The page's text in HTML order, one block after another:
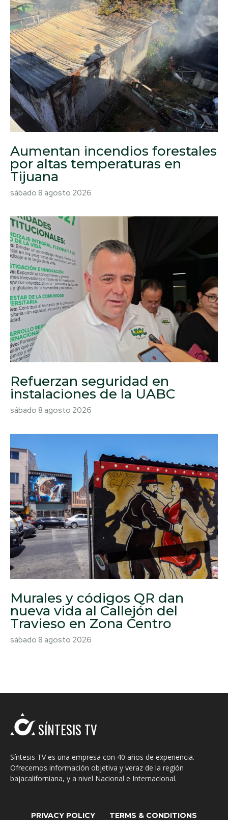
Aumentan incendios forestales
por altas temperaturas en
Tijuana
sábado 8 agosto 2026
Refuerzan seguridad en
instalaciones de la UABC
sábado 8 agosto 2026
Murales y códigos QR dan
nueva vida al Callejón del
Travieso en Zona Centro
sábado 8 agosto 2026
SÍNTESIS TV
Síntesis TV es una empresa con 40 años de experiencia.
Ofrecemos información objetiva y veraz de la región
bajacaliforniana, y a nivel Nacional e Internacional.
PRIVACY POLICY TERMS & CONDITIONS